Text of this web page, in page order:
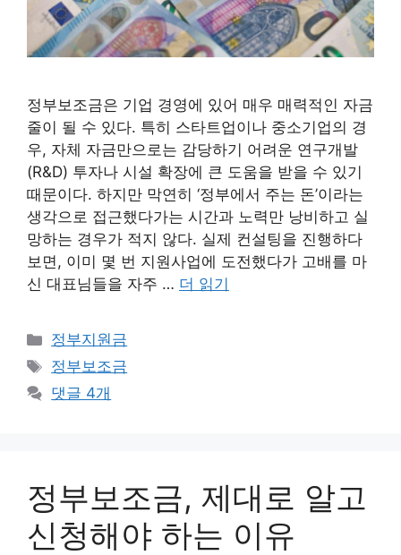
정부보조금은 기업 경영에 있어 매우 매력적인 자금
줄이 될 수 있다. 특히 스타트업이나 중소기업의 경
우, 자체 자금만으로는 감당하기 어려운 연구개발
(R&D) 투자나 시설 확장에 큰 도움을 받을 수 있기
때문이다. 하지만 막연히 ‘정부에서 주는 돈’이라는
생각으로 접근했다가는 시간과 노력만 낭비하고 실
망하는 경우가 적지 않다. 실제 컨설팅을 진행하다
보면, 이미 몇 번 지원사업에 도전했다가 고배를 마
신 대표님들을 자주 … 더 읽기
카
테
리
정부지원금
태
그
정부보조금
댓글 4개
정부보조금, 제대로 알고
신청해야 하는 이유